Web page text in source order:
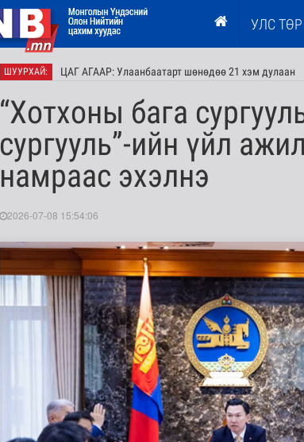
УЛС ТӨР
ШУУРХАЙ: ЦАГ АГААР: Улаанбаатарт шөнөдөө 21 хэм дулаан
“Хотхоны бага
сургууль”-ийн үйл
намраас эхэлнэ
2026-07-08 15:54:06